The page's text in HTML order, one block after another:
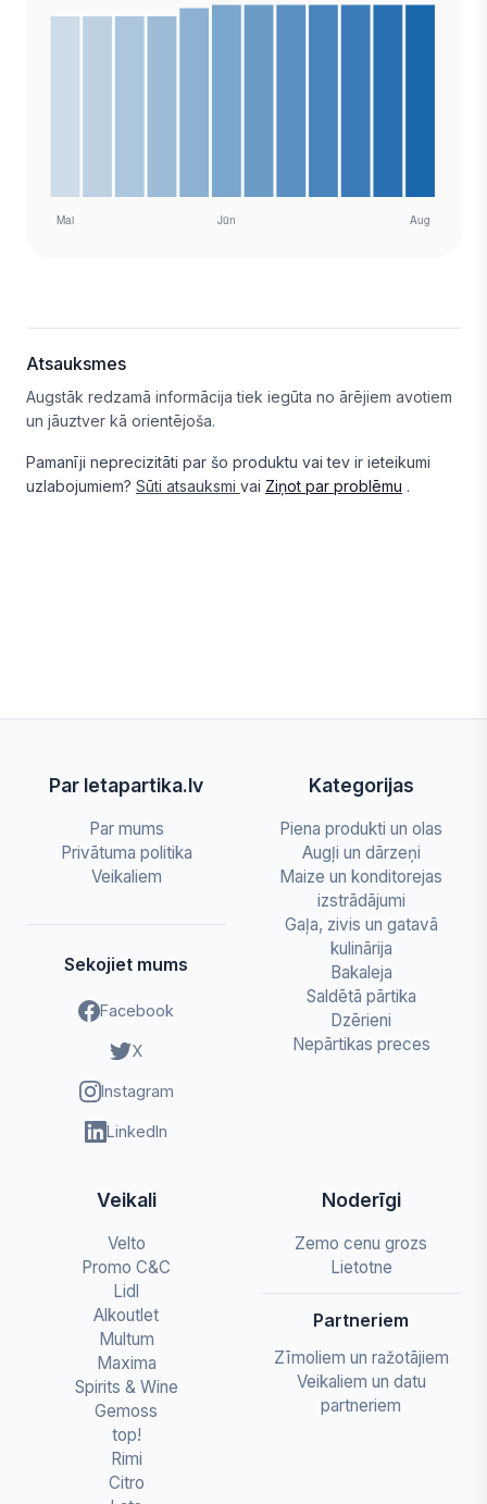
Atsauksmes
Augstāk redzamā informācija tiek iegūta no ārējiem avotiem
un jāuztver kā orientējoša.
Pamanīji neprecizitāti par šo produktu vai tev ir ieteikumi
uzlabojumiem? Sūti atsauksmi vai Ziņot par problēmu .
Par letapartika.lv
Par mums
Privātuma politika
Veikaliem
Sekojiet mums
Facebook
X
Instagram
LinkedIn
Kategorijas
Piena produkti un olas
Augļi un dārzeņi
Maize un konditorejas
izstrādājumi
Gaļa, zivis un gatavā
kulinārija
Bakaleja
Saldētā pārtika
Dzērieni
Nepārtikas preces
Veikali
Velto
Promo C&C
Lidl
Alkoutlet
Multum
Maxima
Spirits & Wine
Gemoss
top!
Rimi
Citro
Noderīgi
Zemo cenu grozs
Lietotne
Partneriem
Zīmoliem un ražotājiem
Veikaliem un datu
partneriem